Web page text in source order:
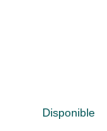
Disponible